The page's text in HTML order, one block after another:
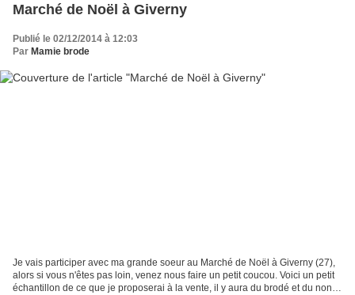
Marché de Noël à Giverny
Publié le 02/12/2014 à 12:03
Par Mamie brode
Je vais participer avec ma grande soeur au Marché de Noël à Giverny (27),
alors si vous n'êtes pas loin, venez nous faire un petit coucou. Voici un petit
échantillon de ce que je proposerai à la vente, il y aura du brodé et du non